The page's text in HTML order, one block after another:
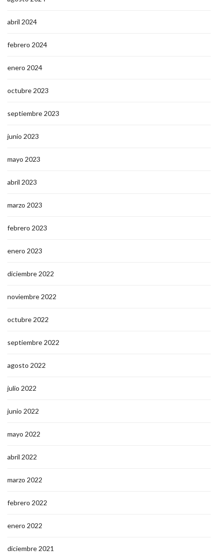
abril 2024
febrero 2024
enero 2024
octubre 2023
septiembre 2023
junio 2023
mayo 2023
abril 2023
marzo 2023
febrero 2023
enero 2023
diciembre 2022
noviembre 2022
octubre 2022
septiembre 2022
agosto 2022
julio 2022
junio 2022
mayo 2022
abril 2022
marzo 2022
febrero 2022
enero 2022
diciembre 2021